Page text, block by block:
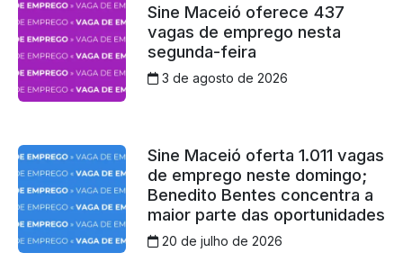
Sine Maceió oferece 437
vagas de emprego nesta
segunda-feira
3 de agosto de 2026
Sine Maceió oferta 1.011 vagas
de emprego neste domingo;
Benedito Bentes concentra a
maior parte das oportunidades
20 de julho de 2026